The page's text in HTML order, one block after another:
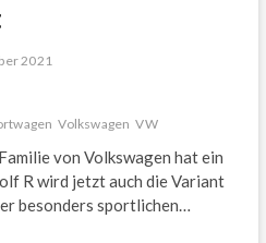
2021
Volkswagen VW
von Volkswagen hat ein
R wird jetzt auch die Variant
besonders sportlichen…